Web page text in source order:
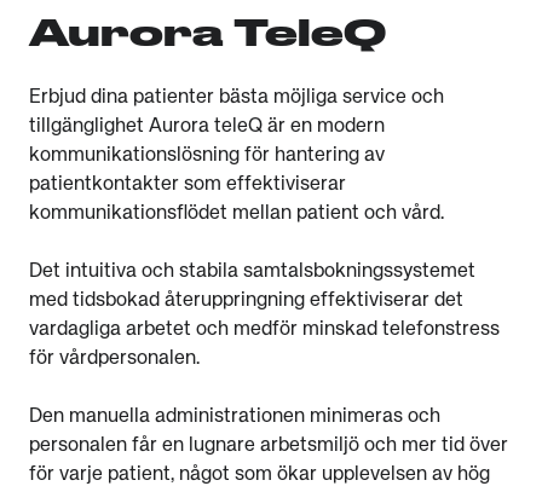
Aurora TeleQ
Erbjud dina patienter bästa möjliga service och
tillgänglighet​ Aurora teleQ är en modern
kommunikationslösning för hantering av
patientkontakter som effektiviserar
kommunikationsflödet mellan patient och vård.
Det intuitiva och stabila samtalsbokningssystemet
med tidsbokad återuppringning effektiviserar det
vardagliga arbetet och medför minskad telefonstress
för vårdpersonalen.
Den manuella administrationen minimeras och
personalen får en lugnare arbetsmiljö och mer tid över
för varje patient, något som ökar upplevelsen av hög